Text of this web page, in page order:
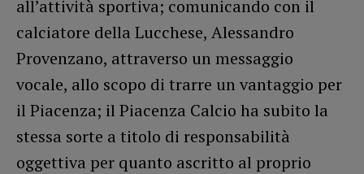
all’attività sportiva; comunicando con il
calciatore della Lucchese, Alessandro
Provenzano, attraverso un messaggio
vocale, allo scopo di trarre un vantaggio per
il Piacenza; il Piacenza Calcio ha subito la
stessa sorte a titolo di responsabilità
oggettiva per quanto ascritto al proprio